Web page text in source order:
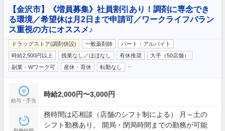
【金沢市】《増員募集》社員割引あり！調剤に専念でき
る環境／希望休は月2日まで申請可／ワークライフバラン
ス重視の方にオススメ♪
ドラッグストア(調剤併設) 一般薬剤師
パート・アルバイト
時給2,500円以上
残業なし／ほぼなし 有休推奨
大手（50店舗）
副業・Wワーク可
産休・育休 転勤なし
給与・手当
時給2,000円〜3,000円
務時間は応相談（店舗のシフト制による） 月～土の
シフト勤務あり。 開局・閉局時間までの勤務が可能